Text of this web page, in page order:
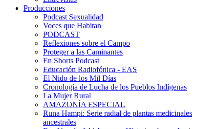
Producciones
Podcast Sexualidad
Voces que Habitan
PODCAST
Reflexiones sobre el Campo
Proteger a las Caminantes
En Shorts Podcast
Educación Radiofónica - EAS
El Nido de los Mil Días
Cronología de Lucha de los Pueblos Indígenas
La Mujer Rural
AMAZONÍA ESPECIAL
Runa Hampi: Serie radial de plantas medicinales
ancestrales